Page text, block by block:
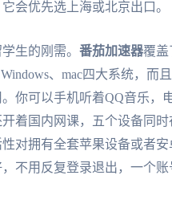
会优先选上海或北京出口。
生的刚需。 番茄加速器覆盖
、mac四大系统，而
你可以手机听着QQ音乐，
着国内网课，五个设备同时
对拥有全套苹果设备或者安
不用反复登录退出，一个账